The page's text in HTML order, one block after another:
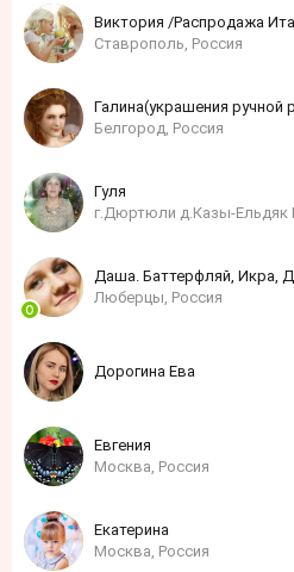
Ставрополь, Россия
Галина(украшения ручной
Белгород, Россия
Гуля
г.Дюртюли д.Казы-Ельдяк
Даша. Баттерфляй, Икра,
Люберцы, Россия
Дорогина Ева
Евгения
Москва, Россия
Екатерина
Москва, Россия